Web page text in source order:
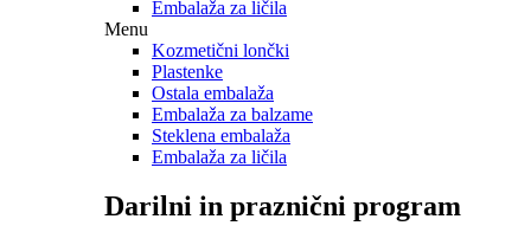
Embalaža za ličila
Menu
Kozmetični lončki
Plastenke
Ostala embalaža
Embalaža za balzame
Steklena embalaža
Embalaža za ličila
Darilni in praznični program